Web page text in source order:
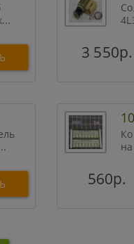
3 550р.
560р.